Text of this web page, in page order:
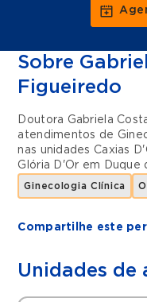
Sobre
Figueiredo
Doutora Gabriela
atendimentos de
nas unidades Caxias
Glória D'Or em Duque
Ginecologia Clínica
Compartilhe este
Unidades de